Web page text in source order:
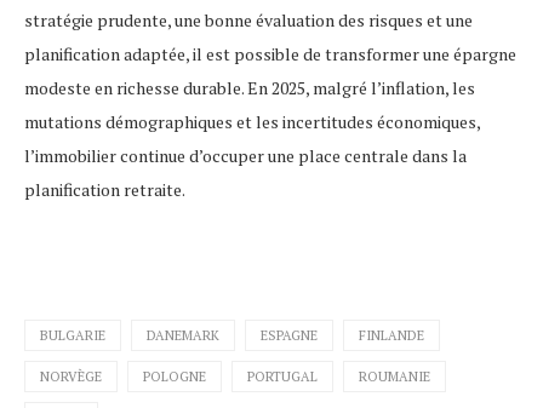
stratégie prudente, une bonne évaluation des risques et une
planification adaptée, il est possible de transformer une épargne
modeste en richesse durable. En 2025, malgré l’inflation, les
mutations démographiques et les incertitudes économiques,
l’immobilier continue d’occuper une place centrale dans la
planification retraite.
BULGARIE DANEMARK ESPAGNE FINLANDE
NORVÈGE POLOGNE PORTUGAL ROUMANIE